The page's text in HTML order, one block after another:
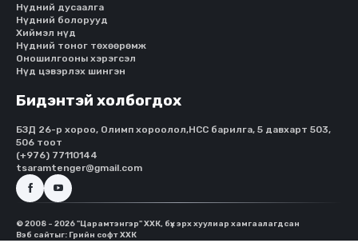
Нүдний дусаалга
Нүдний болорууд
Хиймэл нүд
Нүдний тоног төхөөрөмж
Оношилгооны хэрэгсэл
Нүд цэвэрлэх шингэн
Бидэнтэй холбогдох
БЗД 26-р хороо, Олимп хороолол,HCC барилга, 5 давхарт 503,
506 тоот
(+976) 77110144
tsaramtenger@gmail.com
© 2008 - 2026 "Царамтэнгэр" ХХК, бүх эрх хуулиар хамгаалагдсан
Вэб сайтыг: Грийн софт ХХК